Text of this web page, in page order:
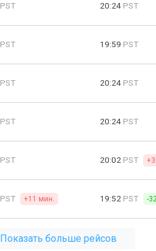
PST 20:24 PST
PST 19:59 PST
PST 20:24 PST
PST 20:24 PST
PST 20:02 PST
PST +11 мин. 19:52 PST -
Показать больше рейсов